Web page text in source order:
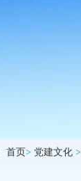
首页> 党建文化 >